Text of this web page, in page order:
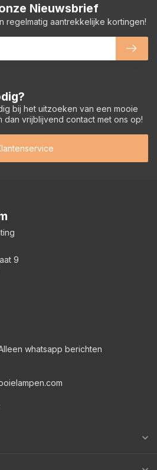
bij het uitzoeken van een mooie
dan vrijblijvend contact met ons op!
Nieuwsbrief
regelmatig aantrekkelijke kortingen!
9
whatsapp berichten